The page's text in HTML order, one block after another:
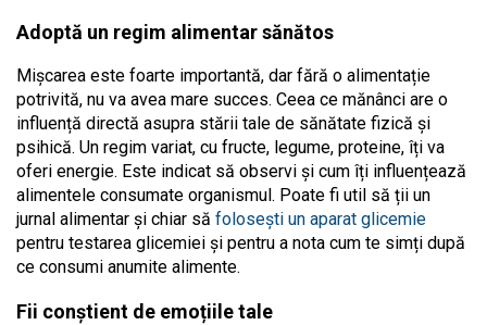
Adoptă un regim alimentar sănătos
Mișcarea este foarte importantă, dar fără o alimentație
potrivită, nu va avea mare succes. Ceea ce mănânci are o
influență directă asupra stării tale de sănătate fizică și
psihică. Un regim variat, cu fructe, legume, proteine, îți va
oferi energie. Este indicat să observi și cum îți influențează
alimentele consumate organismul. Poate fi util să ții un
jurnal alimentar și chiar să folosești un aparat glicemie
pentru testarea glicemiei și pentru a nota cum te simți după
ce consumi anumite alimente.
Fii conștient de emoțiile tale